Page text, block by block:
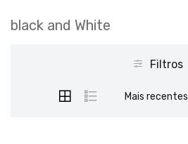
black and White
Filtros
Mais recentes